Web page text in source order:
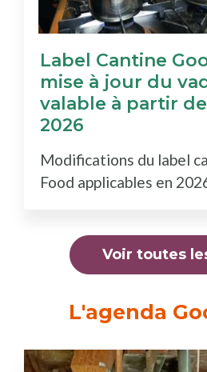
Label Cantine
mise à jour du
valable à partir
2026
Modifications du label
Food applicables en
Voir toutes
L'agenda